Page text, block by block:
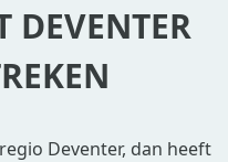
DEVENTER
Deventer, dan heeft